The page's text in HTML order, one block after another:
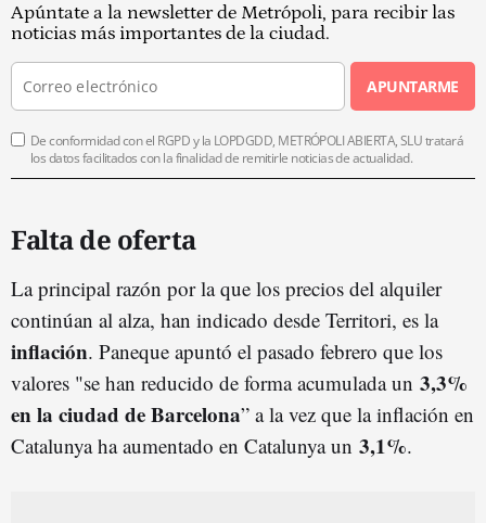
Apúntate a la newsletter de Metrópoli, para recibir las
noticias más importantes de la ciudad.
APUNTARME
De conformidad con el RGPD y la LOPDGDD, METRÓPOLI ABIERTA, SLU tratará
los datos facilitados con la finalidad de remitirle noticias de actualidad.
Falta de oferta
La principal razón por la que los precios del alquiler
continúan al alza, han indicado desde Territori, es la
inflación. Paneque apuntó el pasado febrero que los
valores "se han reducido de forma acumulada un 3,3%
en la ciudad de Barcelona” a la vez que la inflación en
Catalunya ha aumentado en Catalunya un 3,1%.